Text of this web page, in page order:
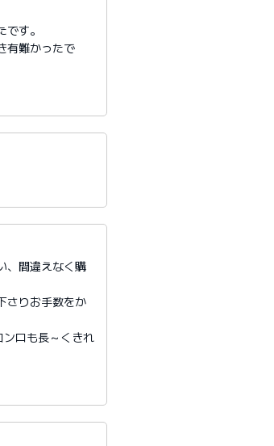
す。
有難かったで
、間違えなく購
さりお手数をか
ロも長～くきれ